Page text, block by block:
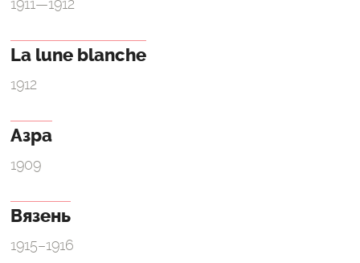
1911—1912
La lune blanche
1912
Азра
1909
Вязень
1915–1916